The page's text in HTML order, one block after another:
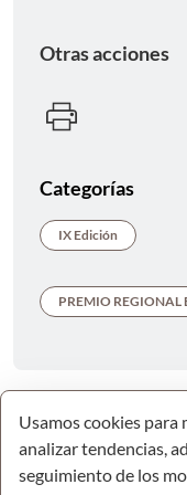
Otras acciones
Categorías
IX Edición
PREMIO REGIONAL
Usamos cookies
analizar tendencias,
seguimiento de los